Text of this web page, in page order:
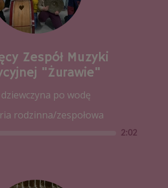
Zespół Muzyki
"Żurawie"
dziewczyna po wodę
rodzinna/zespołowa
2:02